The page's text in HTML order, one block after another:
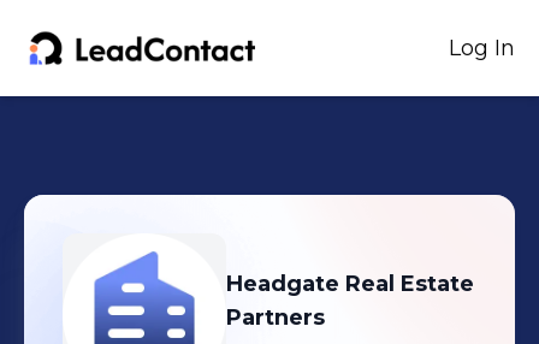
Log In
Headgate Real Estate
Partners